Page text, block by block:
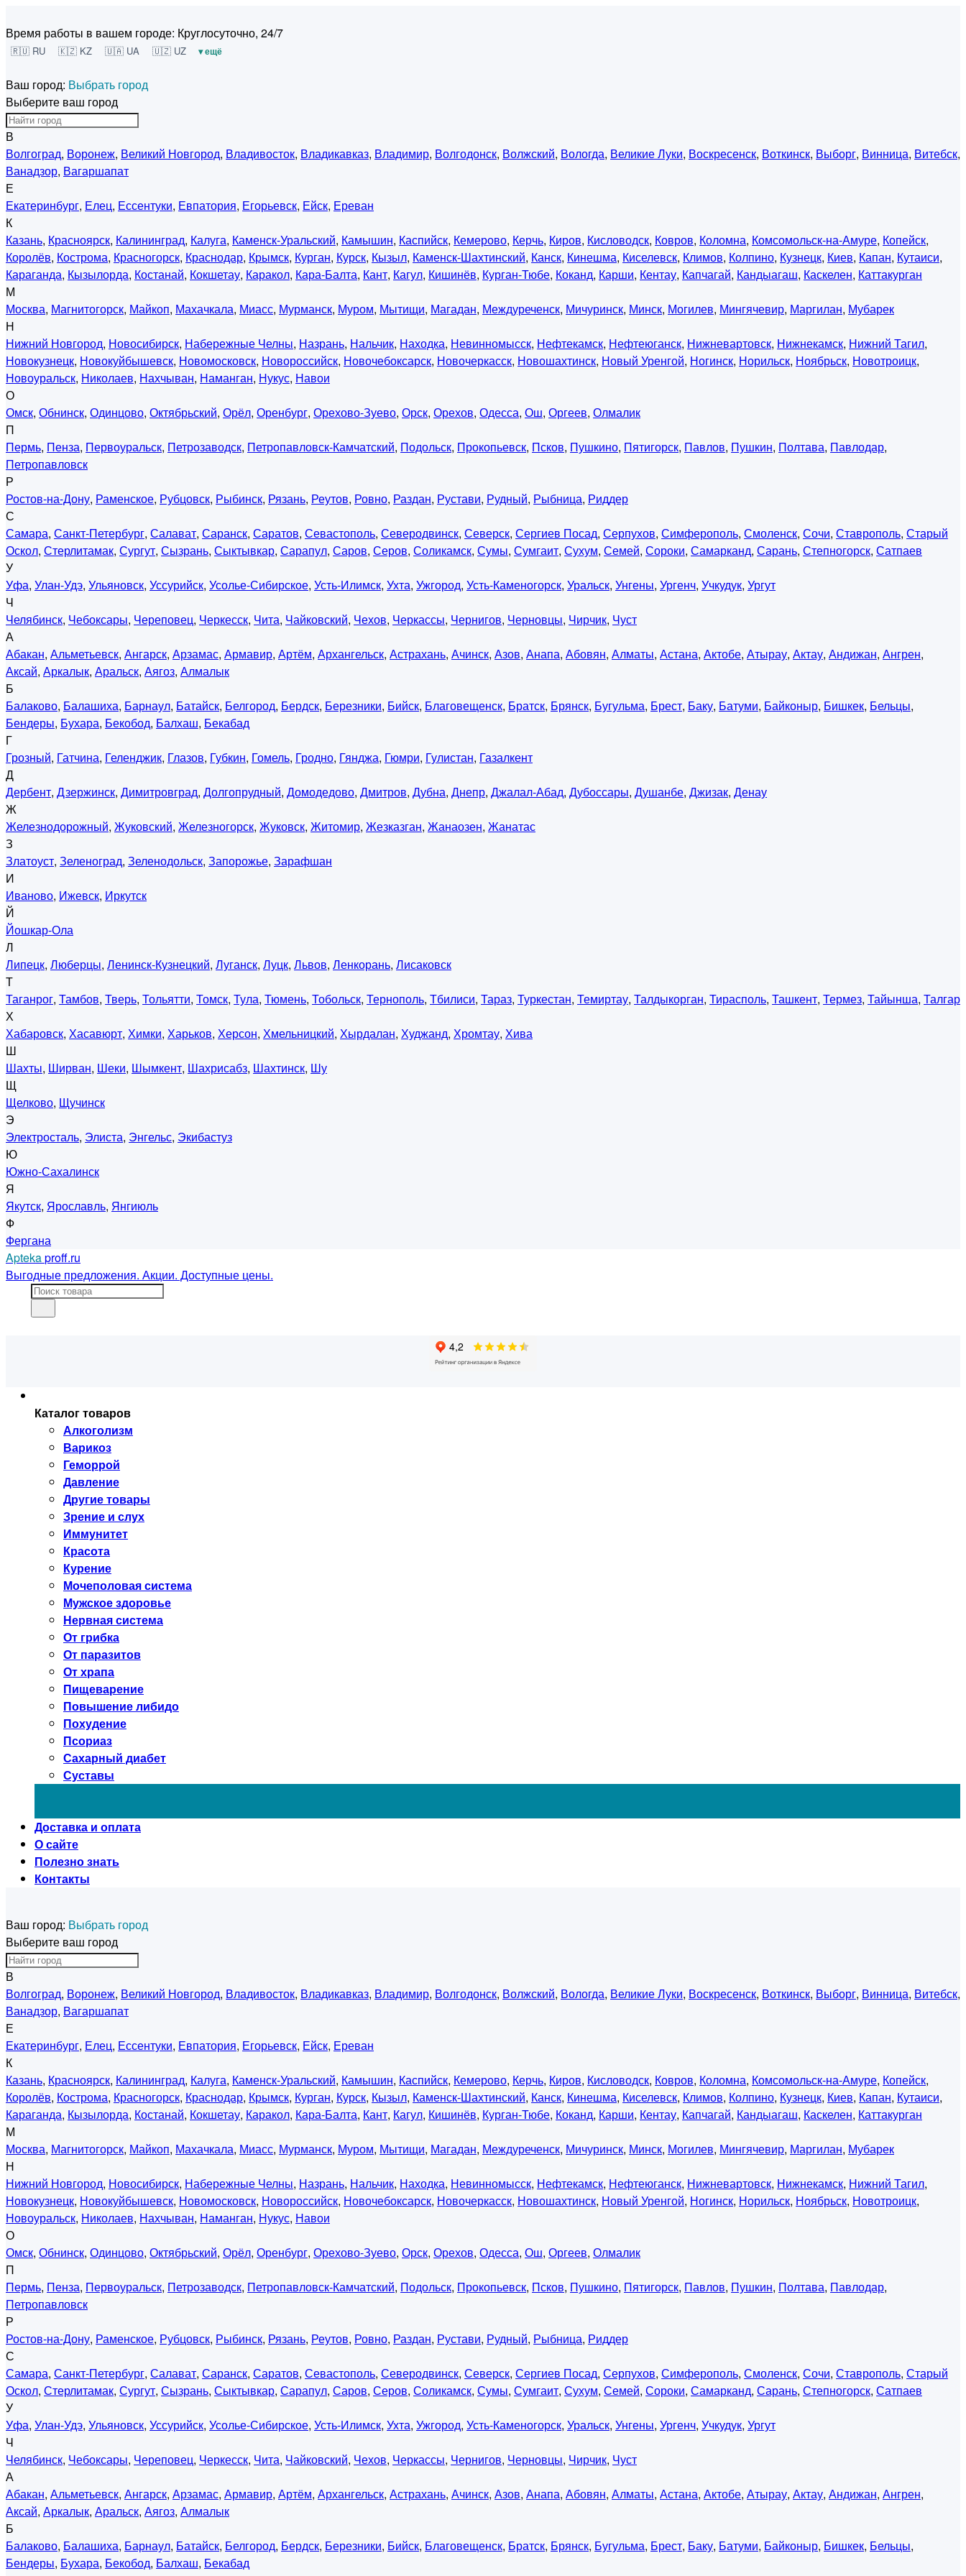
Время работы в вашем городе: Круглосуточно, 24/7
🇷🇺 RU 🇰🇿 KZ 🇺🇦 UA 🇺🇿 UZ ▾ ещё
Ваш город: Выбрать город
Выберите ваш город
В
Волгоград, Воронеж, Великий Новгород, Владивосток, Владикавказ, Владимир, Волгодонск, Волжский, Вологда, Великие Луки, Воскресенск, Воткинск, Выборг, Винница, Витебск,
Ванадзор, Вагаршапат
Е
Екатеринбург, Елец, Ессентуки, Евпатория, Егорьевск, Ейск, Ереван
К
Казань, Красноярск, Калининград, Калуга, Каменск-Уральский, Камышин, Каспийск, Кемерово, Керчь, Киров, Кисловодск, Ковров, Коломна, Комсомольск-на-Амуре, Копейск,
Королёв, Кострома, Красногорск, Краснодар, Крымск, Курган, Курск, Кызыл, Каменск-Шахтинский, Канск, Кинешма, Киселевск, Климов, Колпино, Кузнецк, Киев, Капан, Кутаиси,
Караганда, Кызылорда, Костанай, Кокшетау, Каракол, Кара-Балта, Кант, Кагул, Кишинёв, Курган-Тюбе, Коканд, Карши, Кентау, Капчагай, Кандыагаш, Каскелен, Каттакурган
М
Москва, Магнитогорск, Майкоп, Махачкала, Миасс, Мурманск, Муром, Мытищи, Магадан, Междуреченск, Мичуринск, Минск, Могилев, Мингячевир, Маргилан, Мубарек
Н
Нижний Новгород, Новосибирск, Набережные Челны, Назрань, Нальчик, Находка, Невинномысск, Нефтекамск, Нефтеюганск, Нижневартовск, Нижнекамск, Нижний Тагил,
Новокузнецк, Новокуйбышевск, Новомосковск, Новороссийск, Новочебоксарск, Новочеркасск, Новошахтинск, Новый Уренгой, Ногинск, Норильск, Ноябрьск, Новотроицк,
Новоуральск, Николаев, Нахчыван, Наманган, Нукус, Навои
О
Омск, Обнинск, Одинцово, Октябрьский, Орёл, Оренбург, Орехово-Зуево, Орск, Орехов, Одесса, Ош, Оргеев, Олмалик
П
Пермь, Пенза, Первоуральск, Петрозаводск, Петропавловск-Камчатский, Подольск, Прокопьевск, Псков, Пушкино, Пятигорск, Павлов, Пушкин, Полтава, Павлодар,
Петропавловск
Р
Ростов-на-Дону, Раменское, Рубцовск, Рыбинск, Рязань, Реутов, Ровно, Раздан, Рустави, Рудный, Рыбница, Риддер
С
Самара, Санкт-Петербург, Салават, Саранск, Саратов, Севастополь, Северодвинск, Северск, Сергиев Посад, Серпухов, Симферополь, Смоленск, Сочи, Ставрополь, Старый
Оскол, Стерлитамак, Сургут, Сызрань, Сыктывкар, Сарапул, Саров, Серов, Соликамск, Сумы, Сумгаит, Сухум, Семей, Сороки, Самарканд, Сарань, Степногорск, Сатпаев
У
Уфа, Улан-Удэ, Ульяновск, Уссурийск, Усолье-Сибирское, Усть-Илимск, Ухта, Ужгород, Усть-Каменогорск, Уральск, Унгены, Ургенч, Учкудук, Ургут
Ч
Челябинск, Чебоксары, Череповец, Черкесск, Чита, Чайковский, Чехов, Черкассы, Чернигов, Черновцы, Чирчик, Чуст
А
Абакан, Альметьевск, Ангарск, Арзамас, Армавир, Артём, Архангельск, Астрахань, Ачинск, Азов, Анапа, Абовян, Алматы, Астана, Актобе, Атырау, Актау, Андижан, Ангрен,
Аксай, Аркалык, Аральск, Аягоз, Алмалык
Б
Балаково, Балашиха, Барнаул, Батайск, Белгород, Бердск, Березники, Бийск, Благовещенск, Братск, Брянск, Бугульма, Брест, Баку, Батуми, Байконыр, Бишкек, Бельцы,
Бендеры, Бухара, Бекобод, Балхаш, Бекабад
Г
Грозный, Гатчина, Геленджик, Глазов, Губкин, Гомель, Гродно, Гянджа, Гюмри, Гулистан, Газалкент
Д
Дербент, Дзержинск, Димитровград, Долгопрудный, Домодедово, Дмитров, Дубна, Днепр, Джалал-Абад, Дубоссары, Душанбе, Джизак, Денау
Ж
Железнодорожный, Жуковский, Железногорск, Жуковск, Житомир, Жезказган, Жанаозен, Жанатас
З
Златоуст, Зеленоград, Зеленодольск, Запорожье, Зарафшан
И
Иваново, Ижевск, Иркутск
Й
Йошкар-Ола
Л
Липецк, Люберцы, Ленинск-Кузнецкий, Луганск, Луцк, Львов, Ленкорань, Лисаковск
Т
Таганрог, Тамбов, Тверь, Тольятти, Томск, Тула, Тюмень, Тобольск, Тернополь, Тбилиси, Тараз, Туркестан, Темиртау, Талдыкорган, Тирасполь, Ташкент, Термез, Тайынша, Талгар
Х
Хабаровск, Хасавюрт, Химки, Харьков, Херсон, Хмельницкий, Хырдалан, Худжанд, Хромтау, Хива
Ш
Шахты, Ширван, Шеки, Шымкент, Шахрисабз, Шахтинск, Шу
Щ
Щелково, Щучинск
Э
Электросталь, Элиста, Энгельс, Экибастуз
Ю
Южно-Сахалинск
Я
Якутск, Ярославль, Янгиюль
Ф
Фергана
Aptekaproff.ru
Выгодные предложения. Акции. Доступные цены.
Каталог товаров
Алкоголизм
Варикоз
Геморрой
Давление
Другие товары
Зрение и слух
Иммунитет
Красота
Курение
Мочеполовая система
Мужское здоровье
Нервная система
От грибка
От паразитов
От храпа
Пищеварение
Повышение либидо
Похудение
Псориаз
Сахарный диабет
Суставы
Доставка и оплата
О сайте
Полезно знать
Контакты
Ваш город: Выбрать город
Выберите ваш город
В
Волгоград, Воронеж, Великий Новгород, Владивосток, Владикавказ, Владимир, Волгодонск, Волжский, Вологда, Великие Луки, Воскресенск, Воткинск, Выборг, Винница, Витебск,
Ванадзор, Вагаршапат
Е
Екатеринбург, Елец, Ессентуки, Евпатория, Егорьевск, Ейск, Ереван
К
Казань, Красноярск, Калининград, Калуга, Каменск-Уральский, Камышин, Каспийск, Кемерово, Керчь, Киров, Кисловодск, Ковров, Коломна, Комсомольск-на-Амуре, Копейск,
Королёв, Кострома, Красногорск, Краснодар, Крымск, Курган, Курск, Кызыл, Каменск-Шахтинский, Канск, Кинешма, Киселевск, Климов, Колпино, Кузнецк, Киев, Капан, Кутаиси,
Караганда, Кызылорда, Костанай, Кокшетау, Каракол, Кара-Балта, Кант, Кагул, Кишинёв, Курган-Тюбе, Коканд, Карши, Кентау, Капчагай, Кандыагаш, Каскелен, Каттакурган
М
Москва, Магнитогорск, Майкоп, Махачкала, Миасс, Мурманск, Муром, Мытищи, Магадан, Междуреченск, Мичуринск, Минск, Могилев, Мингячевир, Маргилан, Мубарек
Н
Нижний Новгород, Новосибирск, Набережные Челны, Назрань, Нальчик, Находка, Невинномысск, Нефтекамск, Нефтеюганск, Нижневартовск, Нижнекамск, Нижний Тагил,
Новокузнецк, Новокуйбышевск, Новомосковск, Новороссийск, Новочебоксарск, Новочеркасск, Новошахтинск, Новый Уренгой, Ногинск, Норильск, Ноябрьск, Новотроицк,
Новоуральск, Николаев, Нахчыван, Наманган, Нукус, Навои
О
Омск, Обнинск, Одинцово, Октябрьский, Орёл, Оренбург, Орехово-Зуево, Орск, Орехов, Одесса, Ош, Оргеев, Олмалик
П
Пермь, Пенза, Первоуральск, Петрозаводск, Петропавловск-Камчатский, Подольск, Прокопьевск, Псков, Пушкино, Пятигорск, Павлов, Пушкин, Полтава, Павлодар,
Петропавловск
Р
Ростов-на-Дону, Раменское, Рубцовск, Рыбинск, Рязань, Реутов, Ровно, Раздан, Рустави, Рудный, Рыбница, Риддер
С
Самара, Санкт-Петербург, Салават, Саранск, Саратов, Севастополь, Северодвинск, Северск, Сергиев Посад, Серпухов, Симферополь, Смоленск, Сочи, Ставрополь, Старый
Оскол, Стерлитамак, Сургут, Сызрань, Сыктывкар, Сарапул, Саров, Серов, Соликамск, Сумы, Сумгаит, Сухум, Семей, Сороки, Самарканд, Сарань, Степногорск, Сатпаев
У
Уфа, Улан-Удэ, Ульяновск, Уссурийск, Усолье-Сибирское, Усть-Илимск, Ухта, Ужгород, Усть-Каменогорск, Уральск, Унгены, Ургенч, Учкудук, Ургут
Ч
Челябинск, Чебоксары, Череповец, Черкесск, Чита, Чайковский, Чехов, Черкассы, Чернигов, Черновцы, Чирчик, Чуст
А
Абакан, Альметьевск, Ангарск, Арзамас, Армавир, Артём, Архангельск, Астрахань, Ачинск, Азов, Анапа, Абовян, Алматы, Астана, Актобе, Атырау, Актау, Андижан, Ангрен,
Аксай, Аркалык, Аральск, Аягоз, Алмалык
Б
Балаково, Балашиха, Барнаул, Батайск, Белгород, Бердск, Березники, Бийск, Благовещенск, Братск, Брянск, Бугульма, Брест, Баку, Батуми, Байконыр, Бишкек, Бельцы,
Бендеры, Бухара, Бекобод, Балхаш, Бекабад